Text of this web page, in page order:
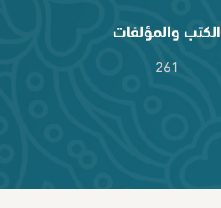
الكتب والمؤلفات
261